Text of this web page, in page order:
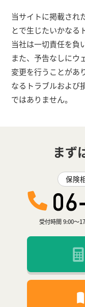
当サイトに掲載され
とで生じたいかなる
当社は一切責任を負
また、予告なしにウ
変更を行うことがあ
なるトラブルおよび
ではありません。
まず
保険
受付時間 9:00〜